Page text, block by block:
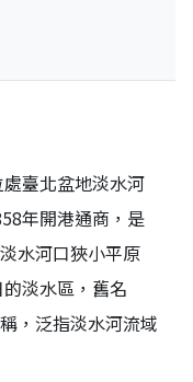
臺北盆地淡水河
年開港通商，是
水河口狹小平原
淡水區，舊名
，泛指淡水河流域